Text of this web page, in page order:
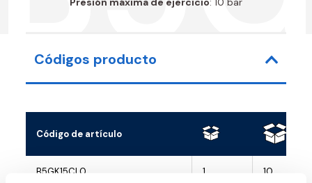
Códigos producto
Código de artículo
B5GK15CL0 1 10